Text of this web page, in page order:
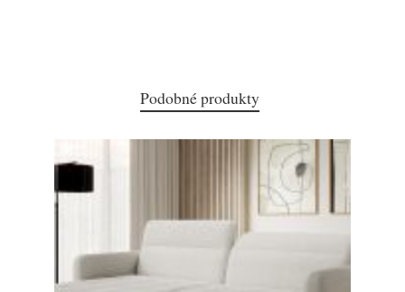
Podobné produkty